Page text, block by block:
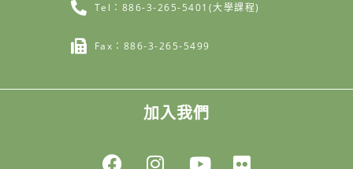
Tel：886-3-265-5401(大學課程)
Fax：886-3-265-5499
加入我們